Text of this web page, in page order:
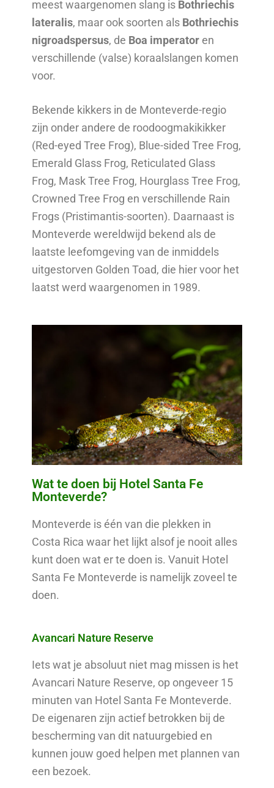
meest waargenomen slang is Bothriechis
lateralis, maar ook soorten als Bothriechis
nigroadspersus, de Boa imperator en
verschillende (valse) koraalslangen komen
voor.
Bekende kikkers in de Monteverde-regio
zijn onder andere de roodoogmakikikker
(Red-eyed Tree Frog), Blue-sided Tree Frog,
Emerald Glass Frog, Reticulated Glass
Frog, Mask Tree Frog, Hourglass Tree Frog,
Crowned Tree Frog en verschillende Rain
Frogs (Pristimantis-soorten). Daarnaast is
Monteverde wereldwijd bekend als de
laatste leefomgeving van de inmiddels
uitgestorven Golden Toad, die hier voor het
laatst werd waargenomen in 1989.
Wat te doen bij Hotel Santa Fe
Monteverde?
Monteverde is één van die plekken in
Costa Rica waar het lijkt alsof je nooit alles
kunt doen wat er te doen is. Vanuit Hotel
Santa Fe Monteverde is namelijk zoveel te
doen.
Avancari Nature Reserve
Iets wat je absoluut niet mag missen is het
Avancari Nature Reserve, op ongeveer 15
minuten van Hotel Santa Fe Monteverde.
De eigenaren zijn actief betrokken bij de
bescherming van dit natuurgebied en
kunnen jouw goed helpen met plannen van
een bezoek.